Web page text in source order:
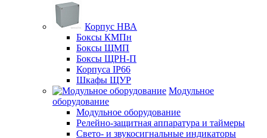
Корпус НВА
Боксы КМПн
Боксы ЩМП
Боксы ЩРН-П
Корпуса IP66
Шкафы ЩУР
Модульное
оборудование
Модульное оборудование
Релейно-защитная аппаратура и таймеры
Свето- и звукосигнальные индикаторы